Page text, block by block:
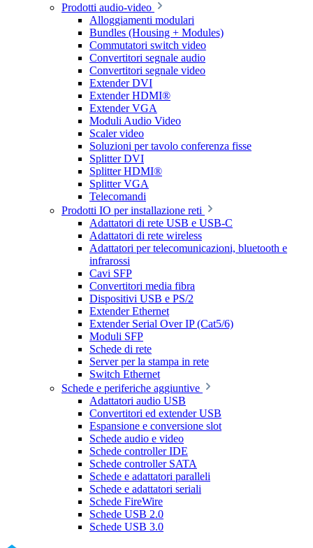
Prodotti audio-video
Alloggiamenti modulari
Bundles (Housing + Modules)
Commutatori switch video
Convertitori segnale audio
Convertitori segnale video
Extender DVI
Extender HDMI®
Extender VGA
Moduli Audio Video
Scaler video
Soluzioni per tavolo conferenza fisse
Splitter DVI
Splitter HDMI®
Splitter VGA
Telecomandi
Prodotti IO per installazione reti
Adattatori di rete USB e USB-C
Adattatori di rete wireless
Adattatori per telecomunicazioni, bluetooth e
infrarossi
Cavi SFP
Convertitori media fibra
Dispositivi USB e PS/2
Extender Ethernet
Extender Serial Over IP (Cat5/6)
Moduli SFP
Schede di rete
Server per la stampa in rete
Switch Ethernet
Schede e periferiche aggiuntive
Adattatori audio USB
Convertitori ed extender USB
Espansione e conversione slot
Schede audio e video
Schede controller IDE
Schede controller SATA
Schede e adattatori paralleli
Schede e adattatori seriali
Schede FireWire
Schede USB 2.0
Schede USB 3.0